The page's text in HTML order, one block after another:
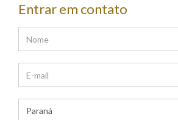
Entrar em contato